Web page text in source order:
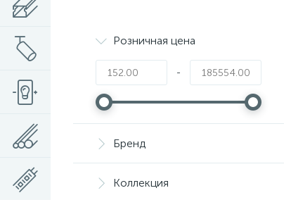
Розничная цена
-
Бренд
Коллекция